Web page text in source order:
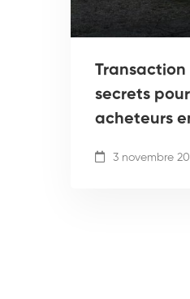
Transaction
secrets
acheteurs
3 novembre